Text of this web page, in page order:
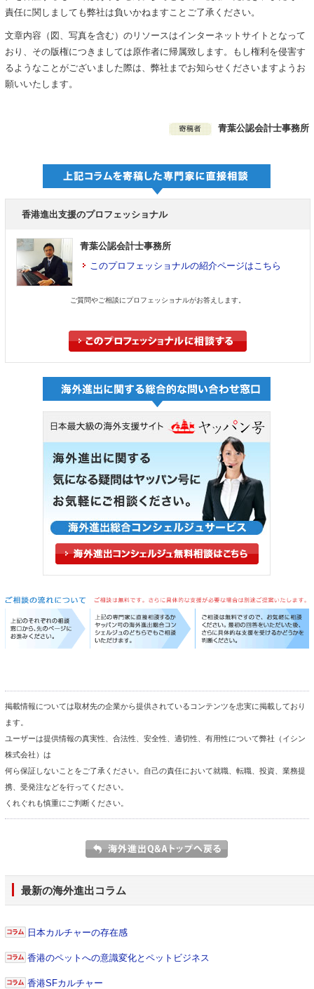
責任に関しましても弊社は負いかねますことご了承ください。
文章内容（図、写真を含む）のリソースはインターネットサイトとなって
おり、その版権につきましては原作者に帰属致します。もし権利を侵害す
るようなことがございました際は、弊社までお知らせくださいますようお
願いいたします。
青葉公認会計士事務所
香港進出支援のプロフェッショナル
青葉公認会計士事務所
このプロフェッショナルの紹介ページはこちら
ご質問やご相談にプロフェッショナルがお答えします。
掲載情報については取材先の企業から提供されているコンテンツを忠実に掲載しており
ます。
ユーザーは提供情報の真実性、合法性、安全性、適切性、有用性について弊社（イシン
株式会社）は
何ら保証しないことをご了承ください。自己の責任において就職、転職、投資、業務提
携、受発注などを行ってください。
くれぐれも慎重にご判断ください。
最新の海外進出コラム
日本カルチャーの存在感
香港のペットへの意識変化とペットビジネス
香港SFカルチャー